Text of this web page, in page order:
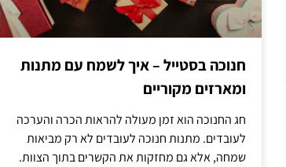
חנוכה בסטייל – איך לשמח עם מתנות
ומארזים מקוריים
חג החנוכה הוא זמן מעולה להראות הכרה והערכה
לעובדים. מתנות חנוכה לעובדים לא רק מביאות
שמחה, אלא גם מחזקות את הקשרים בתוך הצוות.